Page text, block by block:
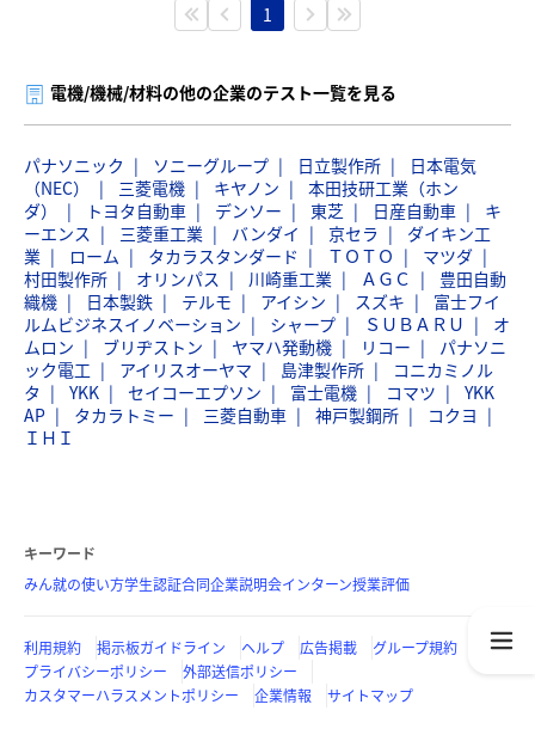
1
電機/機械/材料の他の企業のテスト一覧を見る
パナソニック ソニーグループ 日立製作所
日本電気
（NEC）
三菱電機 キヤノン
本田技研工業（ホン
ダ）
トヨタ自動車 デンソー 東芝 日産自動車
キ
ーエンス
三菱重工業 バンダイ 京セラ
ダイキン工
業
ローム タカラスタンダード ＴＯＴＯ
マツダ
村田製作所
オリンパス 川崎重工業 ＡＧＣ
豊田自動
織機
日本製鉄 テルモ アイシン スズキ
富士フイ
ルムビジネスイノベーション
シャープ ＳＵＢＡＲＵ
オ
ムロン
ブリヂストン ヤマハ発動機 リコー
パナソニ
ック電工
アイリスオーヤマ 島津製作所
コニカミノル
タ
YKK セイコーエプソン 富士電機 コマツ
YKK
AP
タカラトミー 三菱自動車 神戸製鋼所
コクヨ
ＩＨＩ
キーワード
みん就の使い方学生認証合同企業説明会インターン授業評価
利用規約 掲示板ガイドライン ヘルプ 広告掲載
グループ規約
プライバシーポリシー
外部送信ポリシー
カスタマーハラスメントポリシー
企業情報 サイトマップ